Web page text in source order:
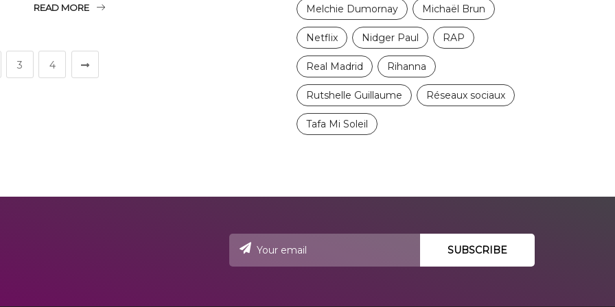
READ MORE
3 4
Melchie Dumornay Michaël Brun
Netflix Nidger Paul RAP
Real Madrid Rihanna
Rutshelle Guillaume Réseaux sociaux
Tafa Mi Soleil